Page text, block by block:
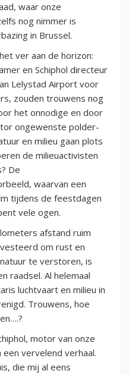
waar onze
nog nimmer is
in Brussel.
ver aan de horizon:
en Schiphol directeur
Lelystad Airport voor
zouden trouwens nog
het onnodige en door
ongewenste polder-
en milieu gaan plots
de milieuactivisten
De
waarvan een
tijdens de feestdagen
vele ogen.
afstand ruim
om rust en
te verstoren, is
raadsel. Al helemaal
luchtvaart en milieu in
Trouwens, hoe
motor van onze
vervelend verhaal.
die mij al eens